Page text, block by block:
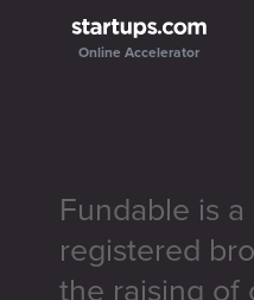
Online Accelerator
Fundable is
registered
the raising of